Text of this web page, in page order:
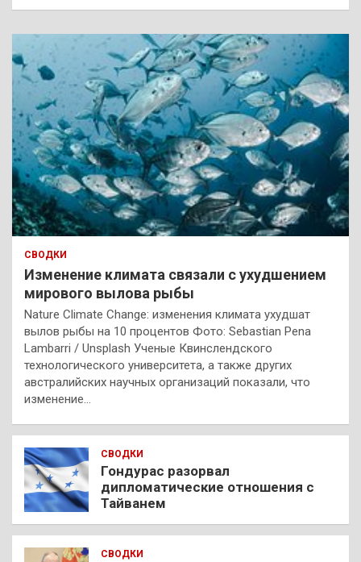
СВОДКИ
Изменение климата связали с ухудшением
мирового вылова рыбы
Nature Climate Change: изменения климата ухудшат
вылов рыбы на 10 процентов Фото: Sebastian Pena
Lambarri / Unsplash Ученые Квинслендского
технологического университета, а также других
австралийских научных организаций показали, что
изменение…
СВОДКИ
Гондурас разорвал
дипломатические отношения с
Тайванем
СВОДКИ